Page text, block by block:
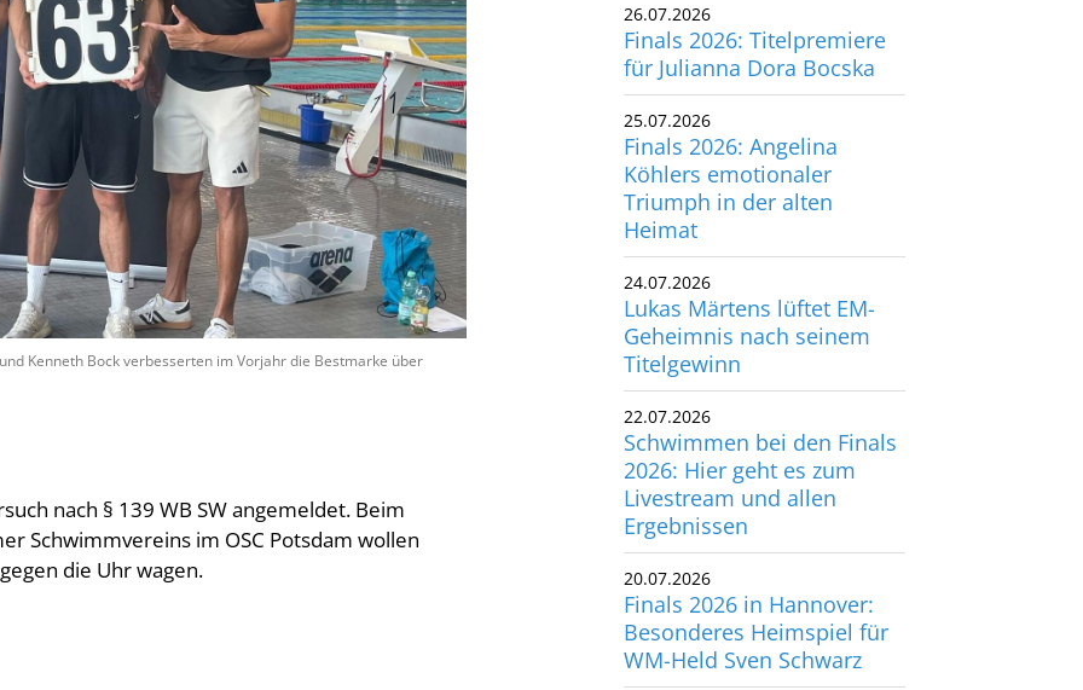
Kenneth Bock verbesserten im Vorjahr die Bestmarke über
nach § 139 WB SWangemeldet. Beim
Schwimmvereins im OSC Potsdam wollen
die Uhr wagen.
26.07.2026
Finals 2026: Titelpremiere
für Julianna Dora Bocska
25.07.2026
Finals 2026: Angelina
Köhlers emotionaler
Triumph in der alten
Heimat
24.07.2026
Lukas Märtens lüftet EM-
Geheimnis nach seinem
Titelgewinn
22.07.2026
Schwimmen bei den Finals
2026: Hier geht es zum
Livestream und allen
Ergebnissen
20.07.2026
Finals 2026 in Hannover:
Besonderes Heimspiel für
WM-Held Sven Schwarz
Abteilungen
Schwimmen
Freiwasserschwimmen
Wasserspringen
Wasserball
Synchronschwimmen
Masterssport
Deutscher Schwimm-Verband e.V.
Korbacher Straße 93
D-34132 Kassel
Fax: +49 561 94083-15
info@dsv.de